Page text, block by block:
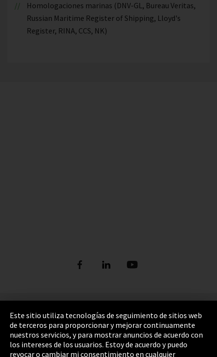
Homologaciones marinas (DNV-GL, Bureau Veritas,
Russian Maritime Register of Shipping, Lloyd's
Register, RINA, CCS, NK)
Pie de imprenta
Política de privacidad
Cookie Settings
Este sitio utiliza tecnologías de seguimiento de sitios web
de terceros para proporcionar y mejorar continuamente
nuestros servicios, y para mostrar anuncios de acuerdo con
los intereses de los usuarios. Estoy de acuerdo y puedo
revocar o cambiar mi consentimiento en cualquier